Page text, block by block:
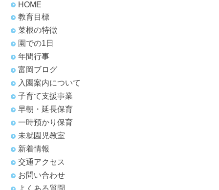
HOME
教育目標
菜根の特徴
園での1日
年間行事
富岡ブログ
入園案内について
子育て支援事業
早朝・延長保育
一時預かり保育
未就園児教室
新着情報
交通アクセス
お問い合わせ